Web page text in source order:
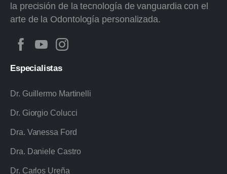
la precisión de la tecnología de vanguardia con el
arte de la Odontología personalizada.
Especialistas
Dr. Guillermo Martinelli
Dr. Giorgio Colucci
Dra. Vanessa Ford
Dra. Daniele Castro
Dr. Carlos Ureña